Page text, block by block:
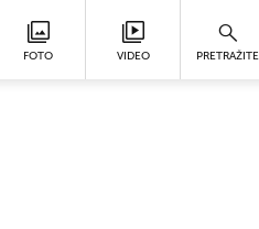
FOTO VIDEO PRETRAŽITE